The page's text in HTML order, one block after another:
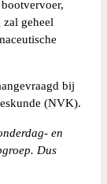
geheel
bij
(NVK).
en
Dus